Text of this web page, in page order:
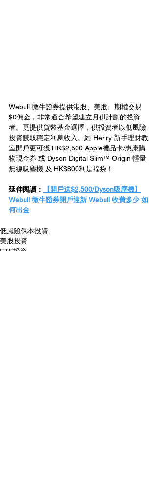
Webull 微牛證券提供港股、美股、期權交易
$0佣金，非常適合希望建立月供計劃的投資
者。更提供貨幣基金選擇，供投資者以低風險
投資賺取穩定利息收入。經 Henry 新手理財教
室開戶更可獲 HK$2,500 Apple禮品卡/惠康購
物現金券 或 Dyson Digital Slim™ Origin 輕量
無線吸塵機 及 HK$800利是褔袋！
延伸閱讀：
【開戶送$2,500/Dyson吸塵機】
Webull 微牛證券開戶迎新 Webull 收費多少 如
何出金
低風險保本投資
美股投資
ETF投資